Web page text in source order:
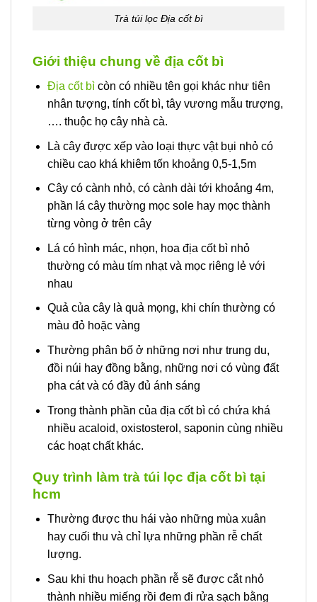
Trà túi lọc Địa cốt bì
Giới thiệu chung về địa cốt bì
Địa cốt bìcòn có nhiều tên gọi khác như tiên
nhân tượng, tính cốt bì, tây vương mẫu trượng,
…. thuộc họ cây nhà cà.
Là cây được xếp vào loại thực vật bụi nhỏ có
chiều cao khá khiêm tốn khoảng 0,5-1,5m
Cây có cành nhỏ, có cành dài tới khoảng 4m,
phần lá cây thường mọc sole hay mọc thành
từng vòng ở trên cây
Lá có hình mác, nhọn, hoa địa cốt bì nhỏ
thường có màu tím nhạt và mọc riêng lẻ với
nhau
Quả của cây là quả mọng, khi chín thường có
màu đỏ hoặc vàng
Thường phân bố ở những nơi như trung du,
đồi núi hay đồng bằng, những nơi có vùng đất
pha cát và có đầy đủ ánh sáng
Trong thành phần của địa cốt bì có chứa khá
nhiều acaloid, oxistosterol, saponin cùng nhiều
các hoạt chất khác.
Quy trình làm trà túi lọc địa cốt bì tại
hcm
Thường được thu hái vào những mùa xuân
hay cuối thu và chỉ lựa những phần rễ chất
lượng.
Sau khi thu hoạch phần rễ sẽ được cắt nhỏ
thành nhiều miếng rồi đem đi rửa sạch bằng